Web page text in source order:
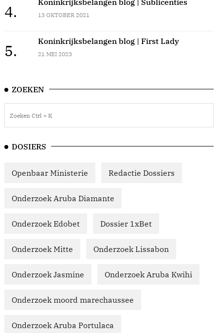
4. 13 OKTOBER 2021
5.
Koninkrijksbelangen blog | First Lady
21 MEI 2023
ZOEKEN
DOSIERS
Openbaar Ministerie Redactie Dossiers
Onderzoek Aruba Diamante
Onderzoek Edobet Dossier 1xBet
Onderzoek Mitte Onderzoek Lissabon
Onderzoek Jasmine Onderzoek Aruba Kwihi
Onderzoek moord marechaussee
Onderzoek Aruba Portulaca